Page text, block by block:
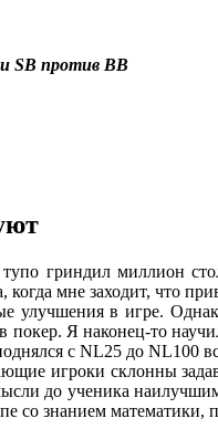
SB против BB
гриндил миллион
когда мне заходит, что
улучшения в игре.
покер. Я наконец-то
с NL25 до NL100
игроки склонны
до ученика
со знанием математики,